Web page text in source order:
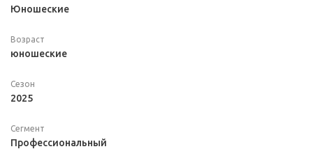
Юношеские
Возраст
юношеские
Сезон
2025
Сегмент
Профессиональный